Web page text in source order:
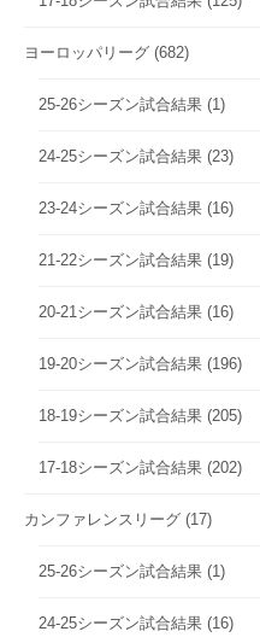
ヨーロッパリーグ (682)
25-26シーズン試合結果 (1)
24-25シーズン試合結果 (23)
23-24シーズン試合結果 (16)
21-22シーズン試合結果 (19)
20-21シーズン試合結果 (16)
19-20シーズン試合結果 (196)
18-19シーズン試合結果 (205)
17-18シーズン試合結果 (202)
カンファレンスリーグ (17)
25-26シーズン試合結果 (1)
24-25シーズン試合結果 (16)